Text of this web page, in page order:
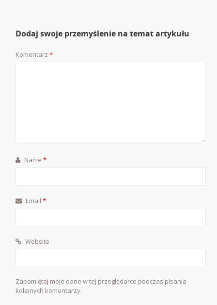
Dodaj swoje przemyślenie na temat artykułu
Komentarz*
Name*
Email*
Website
Zapamiętaj moje dane w tej przeglądarce podczas pisania
kolejnych komentarzy.